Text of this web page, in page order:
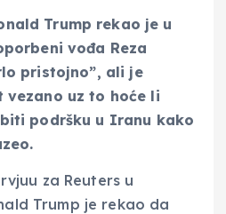
Trump rekao je u
vođa Reza
pristojno”, ali je
vezano uz to hoće li
podršku u Iranu kako
za Reuters u
Trump je rekao da